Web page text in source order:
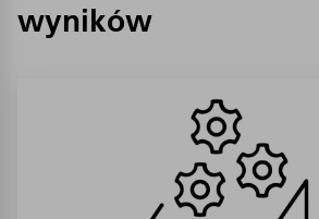
wyników